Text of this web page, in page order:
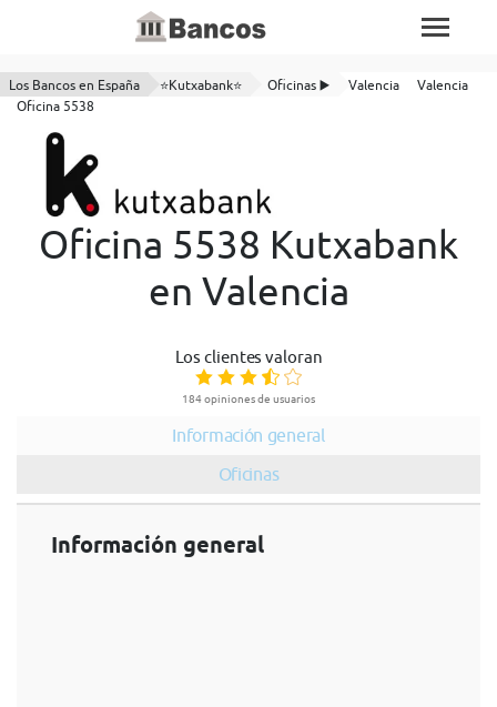
Los Bancos en España ⭐Kutxabank⭐ Oficinas ▶️ Valencia
Valencia
Oficina 5538
Oficina 5538 Kutxabank
en Valencia
Los clientes valoran
184 opiniones de usuarios
Información general
Oficinas
Información general